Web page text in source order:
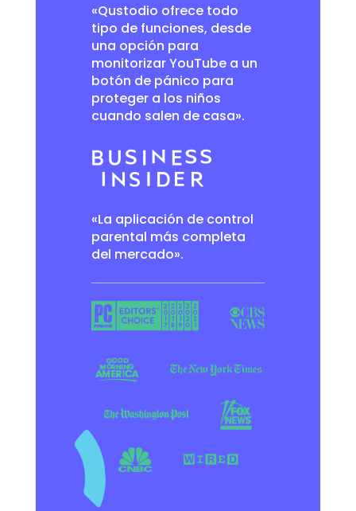
«Qustodio ofrece todo
tipo de funciones, desde
una opción para
monitorizar YouTube a un
botón de pánico para
proteger a los niños
cuando salen de casa».
«La aplicación de control
parental más completa
del mercado».